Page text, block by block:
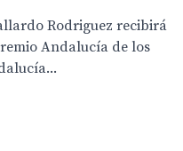
Rodriguez recibirá
Andalucía de los